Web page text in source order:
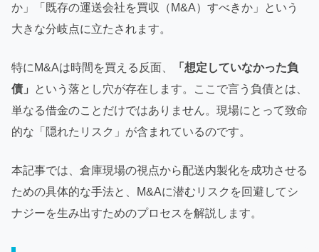
か」「既存の運送会社を買収（M&A）すべきか」という
大きな分岐点に立たされます。
特にM&Aは時間を買える反面、
「想定していなかった負
債」
という落とし穴が存在します。ここで言う負債とは、
単なる借金のことだけではありません。現場にとって致命
的な「隠れたリスク」が含まれているのです。
本記事では、倉庫現場の視点から配送内製化を成功させる
ための具体的な手法と、M&Aに潜むリスクを回避してシ
ナジーを生み出すためのプロセスを解説します。